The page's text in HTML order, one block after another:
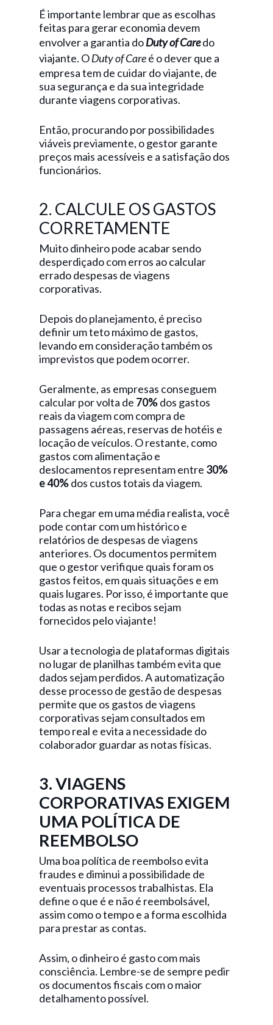
É importante lembrar que as escolhas
feitas para gerar economia devem
envolver a garantia doDuty of Caredo
viajante. ODuty of Careé o dever que a
empresa tem de cuidar do viajante, de
sua segurança e da sua integridade
durante viagens corporativas.
Então, procurando por possibilidades
viáveis previamente, o gestor garante
preços mais acessíveis e a satisfação dos
funcionários.
2. CALCULE OS GASTOS
CORRETAMENTE
Muito dinheiro pode acabar sendo
desperdiçado com erros ao calcular
errado despesas de viagens
corporativas.
Depois do planejamento, é preciso
definir um teto máximo de gastos,
levando em consideração também os
imprevistos que podem ocorrer.
Geralmente, as empresas conseguem
calcular por volta de 70%dos gastos
reais da viagem com compra de
passagens aéreas, reservas de hotéis e
locação de veículos. O restante, como
gastos com alimentação e
deslocamentos representam entre 30%
e 40%dos custos totais da viagem.
Para chegar em uma média realista, você
pode contar com um histórico e
relatórios de despesas de viagens
anteriores. Os documentos permitem
que o gestor verifique quais foram os
gastos feitos, em quais situações e em
quais lugares. Por isso, é importante que
todas as notas e recibos sejam
fornecidos pelo viajante!
Usar a tecnologia de plataformas digitais
no lugar de planilhas também evita que
dados sejam perdidos. A automatização
desse processo de gestão de despesas
permite que os gastos de viagens
corporativas sejam consultados em
tempo real e evita a necessidade do
colaborador guardar as notas físicas.
3. VIAGENS
CORPORATIVAS EXIGEM
UMA POLÍTICA DE
REEMBOLSO
Uma boa política de reembolso evita
fraudes e diminui a possibilidade de
eventuais processos trabalhistas. Ela
define o que é e não é reembolsável,
assim como o tempo e a forma escolhida
para prestar as contas.
Assim, o dinheiro é gasto com mais
consciência. Lembre-se de sempre pedir
os documentos fiscais com o maior
detalhamento possível.